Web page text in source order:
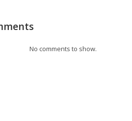
No comments to show.